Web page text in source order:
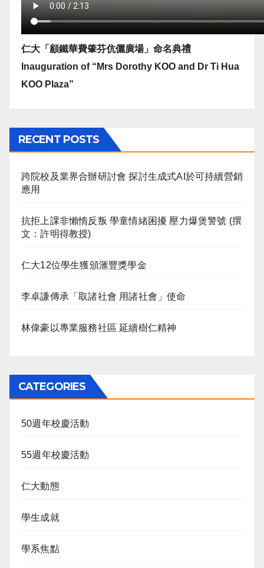
仁大「顧鐵華費肇芬伉儷廣場」命名典禮
Inauguration of “Mrs Dorothy KOO and Dr Ti Hua
KOO Plaza”
RECENT POSTS
跨院校及業界合辦研討會 探討生成式AI於可持續營銷
應用
抗拒上課非懶惰反叛 學童情緒困擾 壓力爆煲警號 (撰
文：許明得教授)
仁大12位學生獲頒滙豐獎學金
李卓謙傳承「取諸社會 用諸社會」使命
林偉豪以專業服務社區 延續樹仁精神
CATEGORIES
50週年校慶活動
55週年校慶活動
仁大動態
學生成就
學系焦點